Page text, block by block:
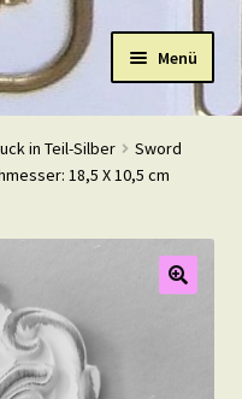
Menü
in Teil-Silber
Sword
18,5 X 10,5 cm